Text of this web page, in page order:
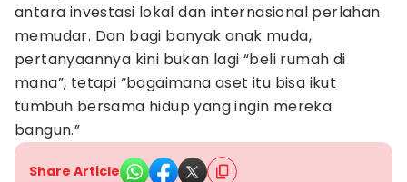
antara investasi lokal dan internasional perlahan
memudar. Dan bagi banyak anak muda,
pertanyaannya kini bukan lagi “beli rumah di
mana”, tetapi “bagaimana aset itu bisa ikut
tumbuh bersama hidup yang ingin mereka
bangun.”
Share Article